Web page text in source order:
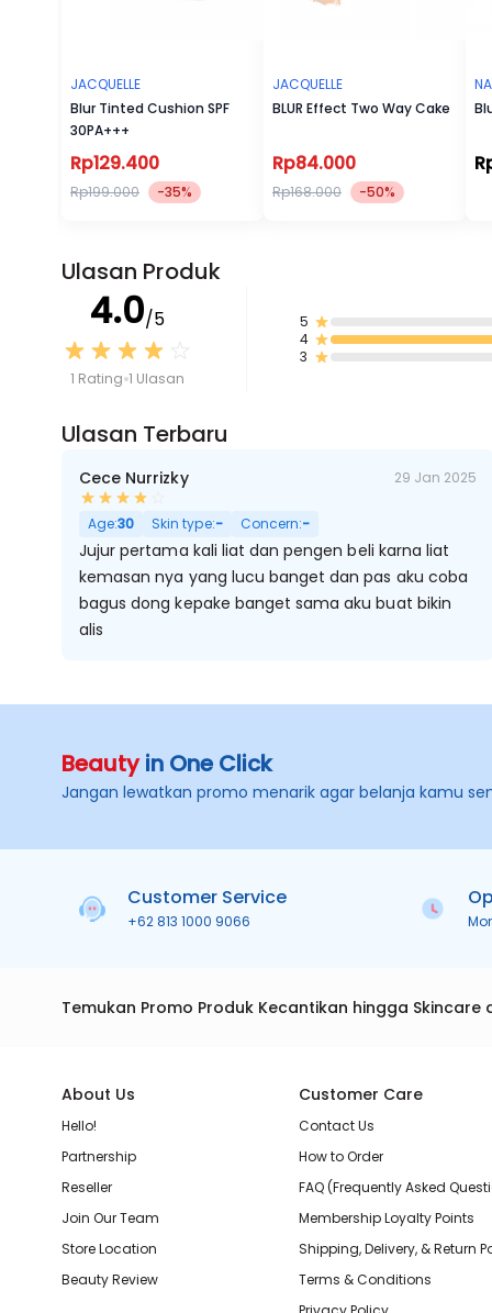
JACQUELLE
Blur Tinted Cushion SPF
30PA+++
Rp129.400
Rp199.000 -35%
JACQUELLE
BLUR Effect Two Way Cake
Rp84.000
Rp168.000 -50%
Ulasan Produk
4.0/5
1 Rating 1 Ulasan
5
4
3
Ulasan Terbaru
Cece Nurrizky 29 Jan 2025
Age:30 Skin type:- Concern:-
Jujur pertama kali liat dan pengen beli karna liat
kemasan nya yang lucu banget dan pas aku coba
bagus dong kepake banget sama aku buat bikin
alis
Beautyin One Click
Jangan lewatkan promo menarik agar belanja kamu
Customer Service
+62 813 1000 9066
Temukan Promo Produk Kecantikan hingga Skincare
About Us
Hello!
Partnership
Reseller
Join Our Team
Store Location
Beauty Review
Customer Care
Contact Us
How to Order
FAQ (Frequently Asked
Membership Loyalty Points
Shipping, Delivery, & Return
Terms & Conditions